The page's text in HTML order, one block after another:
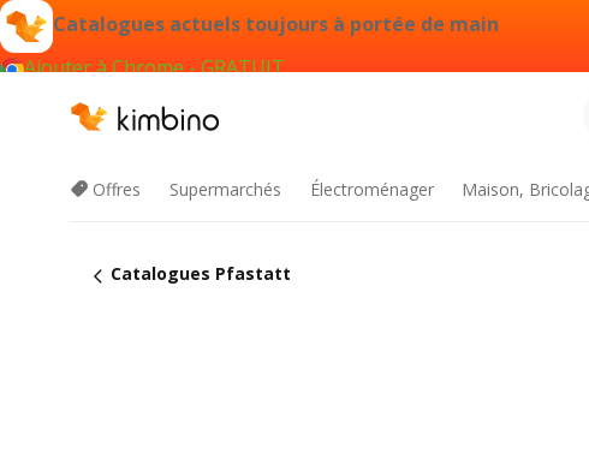
Catalogues actuels toujours à portée de main
Ajouter à Chrome - GRATUIT
Offres Supermarchés Électroménager Maison,
Catalogues Pfastatt